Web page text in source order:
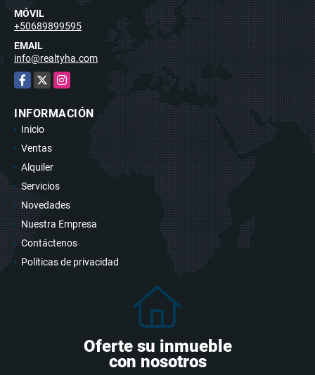
MÓVIL
+50689899595
EMAIL
info@realtyha.com
Facebook
X Instagram
INFORMACIÓN
Inicio
Ventas
Alquiler
Servicios
Novedades
Nuestra Empresa
Contáctenos
Políticas de privacidad
Oferte su inmueble
con nosotros